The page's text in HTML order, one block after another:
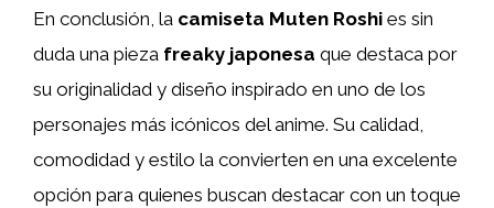
En conclusión, la camiseta Muten Roshi es sin
duda una pieza freaky japonesa que destaca por
su originalidad y diseño inspirado en uno de los
personajes más icónicos del anime. Su calidad,
comodidad y estilo la convierten en una excelente
opción para quienes buscan destacar con un toque